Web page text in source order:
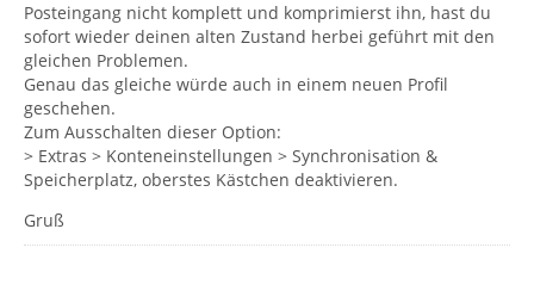
Posteingang nicht komplett und komprimierst ihn, hast du
sofort wieder deinen alten Zustand herbei geführt mit den
gleichen Problemen.
Genau das gleiche würde auch in einem neuen Profil
geschehen.
Zum Ausschalten dieser Option:
> Extras > Konteneinstellungen > Synchronisation &
Speicherplatz, oberstes Kästchen deaktivieren.
Gruß